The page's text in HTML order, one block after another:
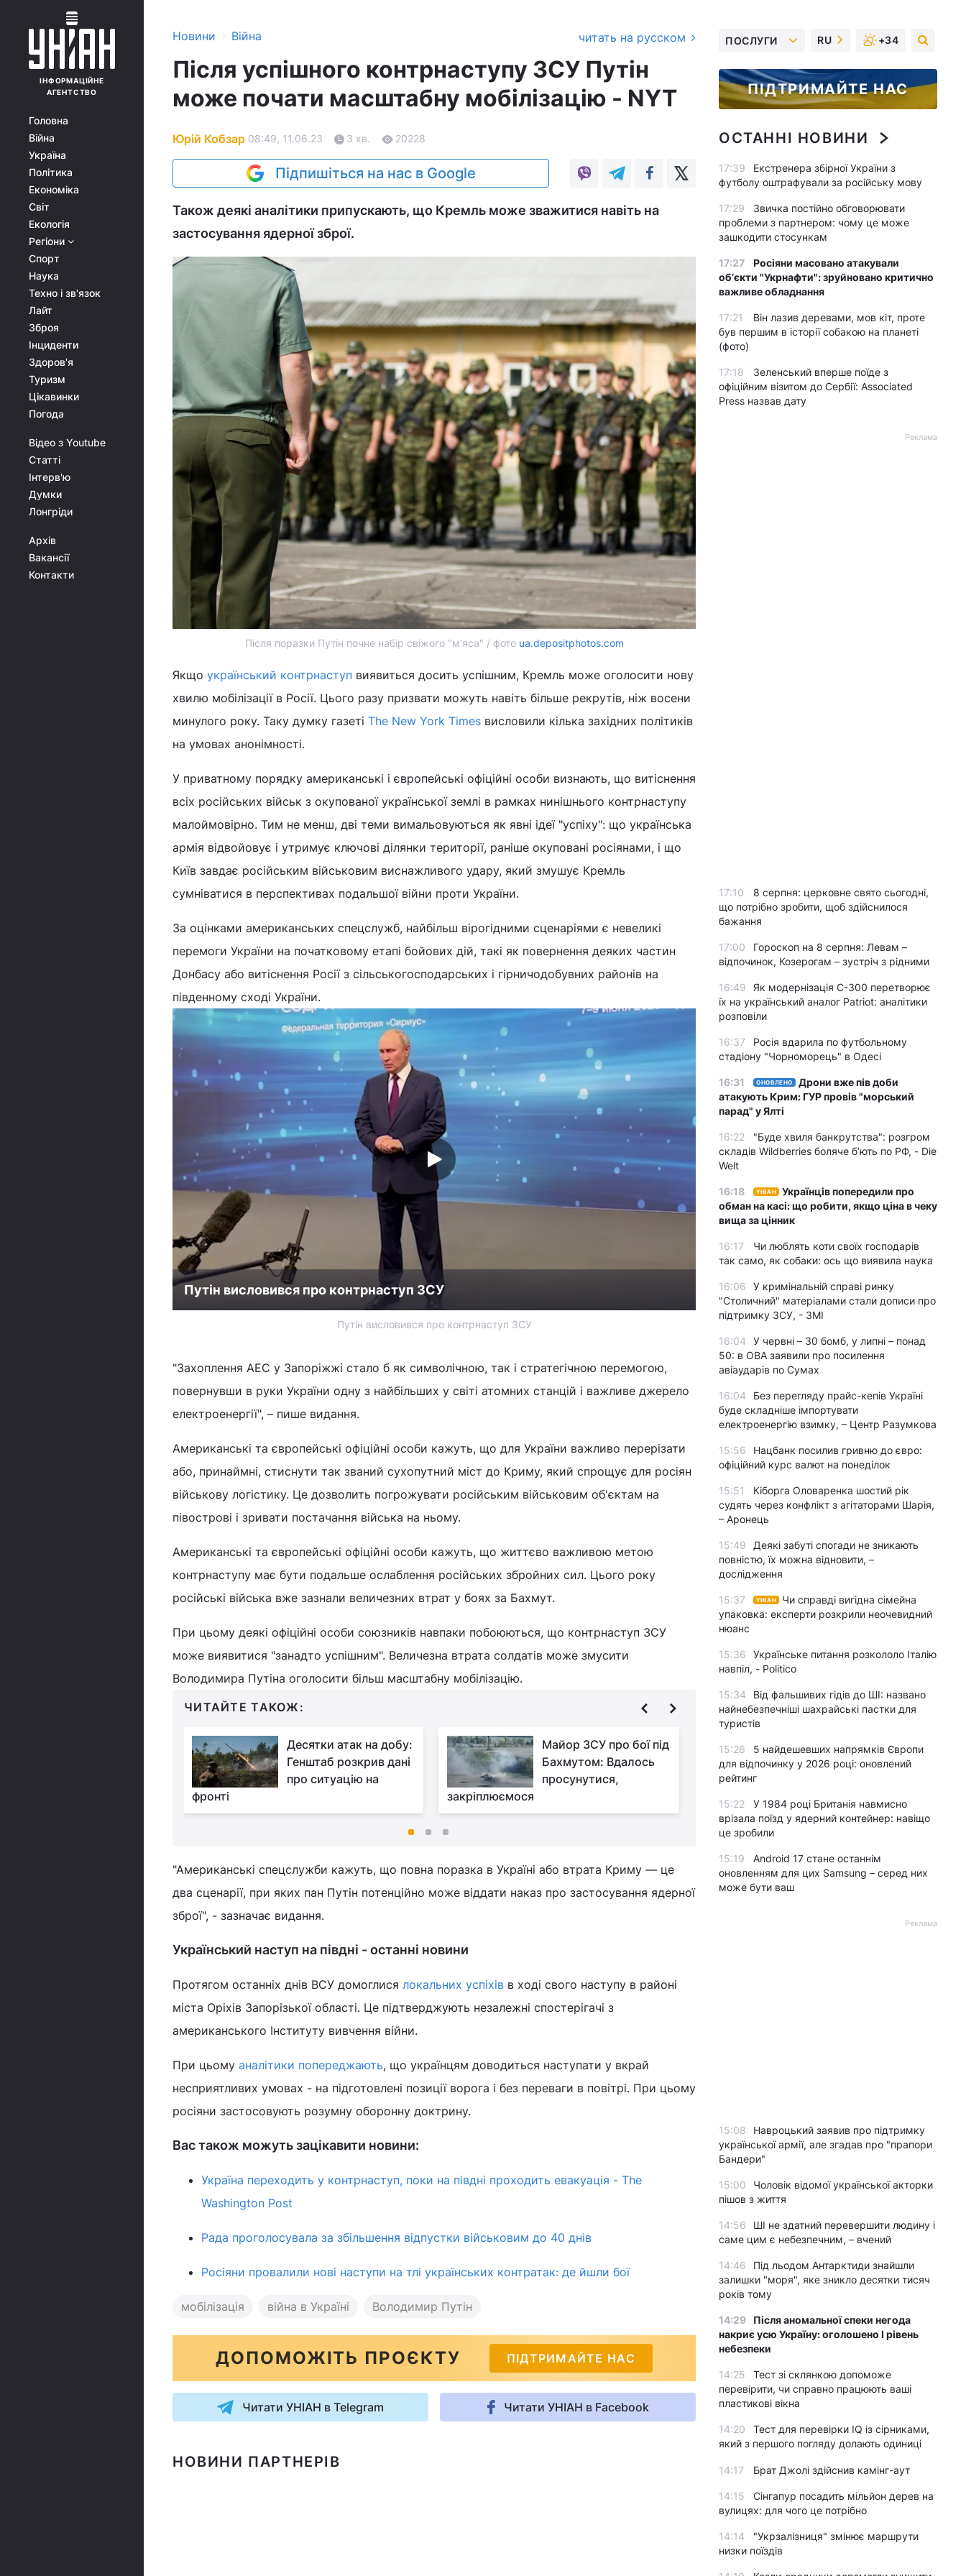
ІНФОРМАЦІЙНЕ
АГЕНТСТВО
Головна
Війна
Україна
Політика
Економіка
Світ
Екологія
Регіони
Спорт
Наука
Техно і зв'язок
Лайт
Зброя
Інциденти
Здоров'я
Туризм
Цікавинки
Погода
Відео з Youtube
Статті
Інтерв'ю
Думки
Лонгріди
Архів
Вакансії
Контакти
Новини › Війна читать на русском
Після успішного контрнаступу ЗСУ Путін
може почати масштабну мобілізацію - NYT
Юрій Кобзар 08:49, 11.06.23 3 хв. 20228
Підпишіться на нас в Google
Також деякі аналітики припускають, що Кремль може зважитися навіть на
застосування ядерної зброї.
Після поразки Путін почне набір свіжого "м'яса" / фото ua.depositphotos.com
Якщо український контрнаступ виявиться досить успішним, Кремль може оголосити нову
хвилю мобілізації в Росії. Цього разу призвати можуть навіть більше рекрутів, ніж восени
минулого року. Таку думку газеті The New York Times висловили кілька західних політиків
на умовах анонімності.
У приватному порядку американські і європейські офіційні особи визнають, що витіснення
всіх російських військ з окупованої української землі в рамках нинішнього контрнаступу
малоймовірно. Тим не менш, дві теми вимальовуються як явні ідеї "успіху": що українська
армія відвойовує і утримує ключові ділянки території, раніше окуповані росіянами, і що
Київ завдає російським військовим виснажливого удару, який змушує Кремль
сумніватися в перспективах подальшої війни проти України.
За оцінками американських спецслужб, найбільш вірогідними сценаріями є невеликі
перемоги України на початковому етапі бойових дій, такі як повернення деяких частин
Донбасу або витіснення Росії з сільськогосподарських і гірничодобувних районів на
південному сході України.
Путін висловився про контрнаступ ЗСУ
Путін висловився про контрнаступ ЗСУ
"Захоплення АЕС у Запоріжжі стало б як символічною, так і стратегічною перемогою,
повернувши в руки України одну з найбільших у світі атомних станцій і важливе джерело
електроенергії", – пише видання.
Американські та європейські офіційні особи кажуть, що для України важливо перерізати
або, принаймні, стиснути так званий сухопутний міст до Криму, який спрощує для росіян
військову логістику. Це дозволить погрожувати російським військовим об'єктам на
півострові і зривати постачання війська на ньому.
Американські та європейські офіційні особи кажуть, що життєво важливою метою
контрнаступу має бути подальше ослаблення російських збройних сил. Цього року
російські війська вже зазнали величезних втрат у боях за Бахмут.
При цьому деякі офіційні особи союзників навпаки побоюються, що контрнаступ ЗСУ
може виявитися "занадто успішним". Величезна втрата солдатів може змусити
Володимира Путіна оголосити більш масштабну мобілізацію.
ЧИТАЙТЕ ТАКОЖ:
Десятки атак на добу:
Генштаб розкрив дані
про ситуацію на
фронті
Майор ЗСУ про бої під
Бахмутом: Вдалось
просунутися,
закріплюємося
Окупантам потужно
"насипали": втрати РФ
"Американські спецслужби кажуть, що повна поразка в Україні або втрата Криму — це
два сценарії, при яких пан Путін потенційно може віддати наказ про застосування ядерної
зброї", - зазначає видання.
Український наступ на півдні - останні новини
Протягом останніх днів ВСУ домоглися локальних успіхів в ході свого наступу в районі
міста Оріхів Запорізької області. Це підтверджують незалежні спостерігачі з
американського Інституту вивчення війни.
При цьому аналітики попереджають, що українцям доводиться наступати у вкрай
несприятливих умовах - на підготовлені позиції ворога і без переваги в повітрі. При цьому
росіяни застосовують розумну оборонну доктрину.
Вас також можуть зацікавити новини:
Україна переходить у контрнаступ, поки на півдні проходить евакуація - The
Washington Post
Рада проголосувала за збільшення відпустки військовим до 40 днів
Росіяни провалили нові наступи на тлі українських контратак: де йшли бої
мобілізація війна в Україні Володимир Путін
ДОПОМОЖІТЬ ПРОЄКТУ ПІДТРИМАЙТЕ НАС
Читати УНІАН в Telegram Читати УНІАН в Facebook
НОВИНИ ПАРТНЕРІВ
ПОСЛУГИ RU +34
ПІДТРИМАЙТЕ НАС
ОСТАННІ НОВИНИ
17:39
Екстренера збірної України з
футболу оштрафували за російську мову
17:29
Звичка постійно обговорювати
проблеми з партнером: чому це може
зашкодити стосункам
17:27
Росіяни масовано атакували
обʼєкти "Укрнафти": зруйновано критично
важливе обладнання
17:21
Він лазив деревами, мов кіт, проте
був першим в історії собакою на планеті
(фото)
17:18
Зеленський вперше поїде з
офіційним візитом до Сербії: Associated
Press назвав дату
Реклама
17:10
8 серпня: церковне свято сьогодні,
що потрібно зробити, щоб здійснилося
бажання
17:00
Гороскоп на 8 серпня: Левам –
відпочинок, Козерогам – зустріч з рідними
16:49
Як модернізація С-300 перетворює
їх на український аналог Patriot: аналітики
розповіли
16:37
Росія вдарила по футбольному
стадіону "Чорноморець" в Одесі
16:31 ОНОВЛЕНО
Дрони вже пів доби
атакують Крим: ГУР провів "морський
парад" у Ялті
16:22
"Буде хвиля банкрутства": розгром
складів Wildberries боляче бʼють по РФ, - Die
Welt
16:18 УНІАН
Українців попередили про
обман на касі: що робити, якщо ціна в чеку
вища за цінник
16:17
Чи люблять коти своїх господарів
так само, як собаки: ось що виявила наука
16:06
У кримінальній справі ринку
"Столичний" матеріалами стали дописи про
підтримку ЗСУ, - ЗМІ
16:04
У червні – 30 бомб, у липні – понад
50: в ОВА заявили про посилення
авіаударів по Сумах
16:04
Без перегляду прайс-кепів Україні
буде складніше імпортувати
електроенергію взимку, – Центр Разумкова
15:56
Нацбанк посилив гривню до євро:
офіційний курс валют на понеділок
15:51
Кіборга Оловаренка шостий рік
судять через конфлікт з агітаторами Шарія,
– Аронець
15:49
Деякі забуті спогади не зникають
повністю, їх можна відновити, –
дослідження
15:37 УНІАН
Чи справді вигідна сімейна
упаковка: експерти розкрили неочевидний
нюанс
15:36
Українське питання розкололо Італію
навпіл, - Politico
15:34
Від фальшивих гідів до ШІ: названо
найнебезпечніші шахрайські пастки для
туристів
15:26
5 найдешевших напрямків Європи
для відпочинку у 2026 році: оновлений
рейтинг
15:22
У 1984 році Британія навмисно
врізала поїзд у ядерний контейнер: навіщо
це зробили
15:19
Android 17 стане останнім
оновленням для цих Samsung – серед них
може бути ваш
Реклама
15:08
Навроцький заявив про підтримку
української армії, але згадав про "прапори
Бандери"
15:00
Чоловік відомої української акторки
пішов з життя
14:56
ШІ не здатний перевершити людину і
саме цим є небезпечним, – вчений
14:46
Під льодом Антарктиди знайшли
залишки "моря", яке зникло десятки тисяч
років тому
14:29
Після аномальної спеки негода
накриє усю Україну: оголошено І рівень
небезпеки
14:25
Тест зі склянкою допоможе
перевірити, чи справно працюють ваші
пластикові вікна
14:20
Тест для перевірки IQ із сірниками,
який з першого погляду долають одиниці
14:17 Брат Джолі здійснив камінг-аут
14:15
Сінгапур посадить мільйон дерев на
вулицях: для чого це потрібно
14:14
"Укрзалізниця" змінює маршрути
низки поїздів